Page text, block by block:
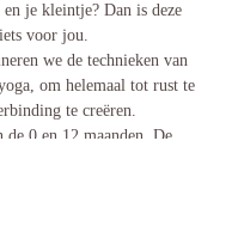
je kleintje? Dan is deze
voor jou.
we de technieken van
om helemaal tot rust te
te creëren.
de 0 en 12 maanden. De